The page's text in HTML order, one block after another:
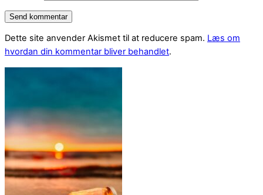
Dette site anvender Akismet til at reducere spam. Læs om
hvordan din kommentar bliver behandlet.